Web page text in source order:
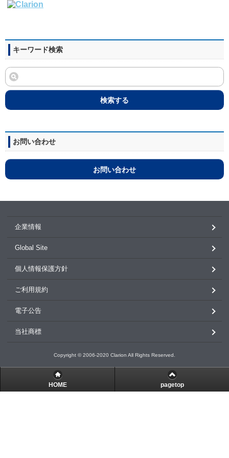
キーワード検索
検索する
お問い合わせ
お問い合わせ
企業情報
Global Site
個人情報保護方針
ご利用規約
電子公告
当社商標
Copyright © 2006-2020 Clarion All Rights Reserved.
HOME pagetop